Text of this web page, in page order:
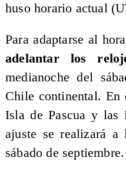
huso horario actual
Para adaptarse al
adelantar los
medianoche del
Chile continental. En
Isla de Pascua y las
ajuste se realizará
sábado de septiembre.